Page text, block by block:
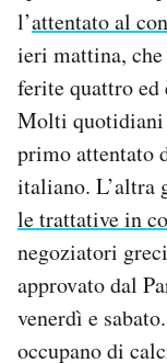
CALENDARIO
AREA
Area
Newsletter
Notifiche
Regala il Post
Hai bisogno
l’attentato al
ieri mattina, che
ferite quattro ed
Molti quotidiani
primo attentato
italiano. L’altra
le trattative in
negoziatori
approvato dal
venerdì e
occupano di